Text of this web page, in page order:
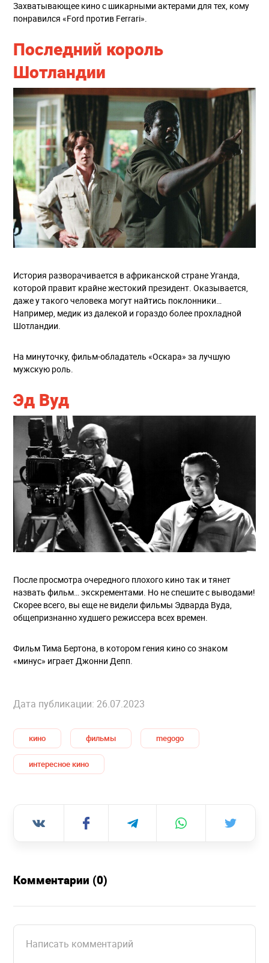
Захватывающее кино с шикарными актерами для тех, кому
понравился «Ford против Ferrari».
Последний король
Шотландии
История разворачивается в африканской стране Уганда,
которой правит крайне жестокий президент. Оказывается,
даже у такого человека могут найтись поклонники…
Например, медик из далекой и гораздо более прохладной
Шотландии.
На минуточку, фильм-обладатель «Оскара» за лучшую
мужскую роль.
Эд Вуд
После просмотра очередного плохого кино так и тянет
назвать фильм… экскрементами. Но не спешите с выводами!
Скорее всего, вы еще не видели фильмы Эдварда Вуда,
общепризнанно худшего режиссера всех времен.
Фильм Тима Бертона, в котором гения кино со знаком
«минус» играет Джонни Депп.
Дата публикации: 26.07.2023
кино фильмы megogo
интересное кино
Комментарии (0)